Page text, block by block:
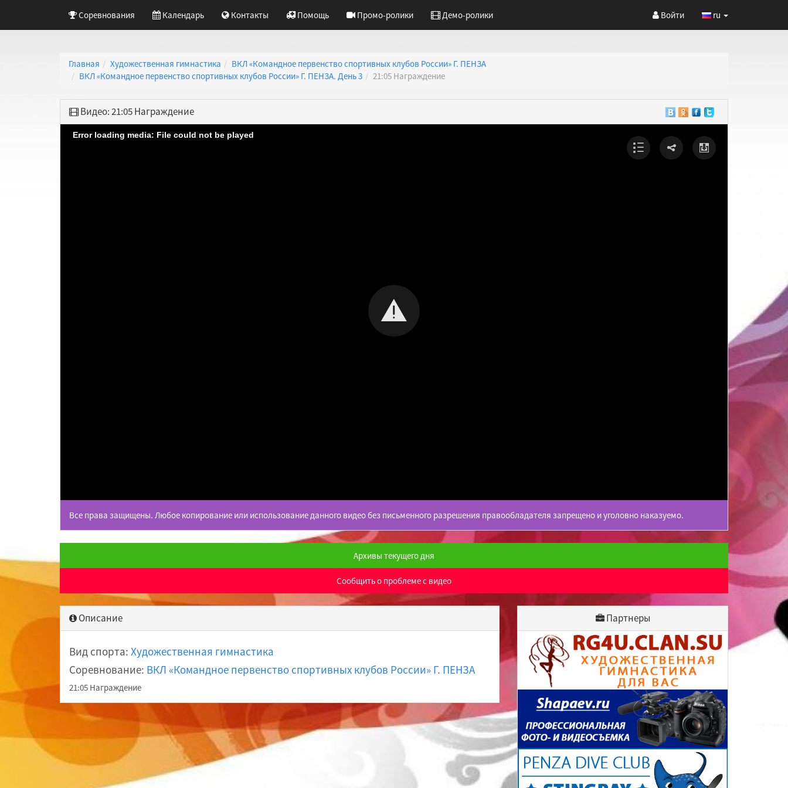
Соревнования Календарь Контакты Помощь Промо-ролики Демо-ролики Войти ru
Главная Художественная гимнастика
ВКЛ «Командное первенство спортивных клубов России» Г. ПЕНЗА
ВКЛ «Командное первенство спортивных клубов России» Г. ПЕНЗА. День 3
21:05 Награждение
Видео: 21:05 Награждение
Error loading media: File could not be played
Все права защищены. Любое копирование или использование данного видео без письменного разрешения правообладателя запрещено и уголовно наказуемо.
Архивы текущего дня
Сообщить о проблеме с видео
Описание
Вид спорта: Художественная гимнастика
Соревнование: ВКЛ «Командное первенство спортивных клубов России» Г. ПЕНЗА
21:05 Награждение
Партнеры